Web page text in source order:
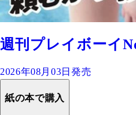
週刊プレイボーイ
2026年08月03日発売
紙の本で購入